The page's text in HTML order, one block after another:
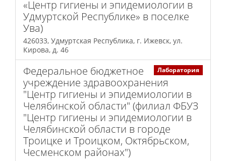
«Центр гигиены и эпидемиологии в
Удмуртской Республике» в поселке
Ува)
426033, Удмуртская Республика, г. Ижевск, ул.
Кирова, д. 46
Лаборатория
Федеральное бюджетное
учреждение здравоохранения
"Центр гигиены и эпидемиологии в
Челябинской области" (филиал ФБУЗ
"Центр гигиены и эпидемиологии в
Челябинской области в городе
Троицке и Троицком, Октябрьском,
Чесменском районах")